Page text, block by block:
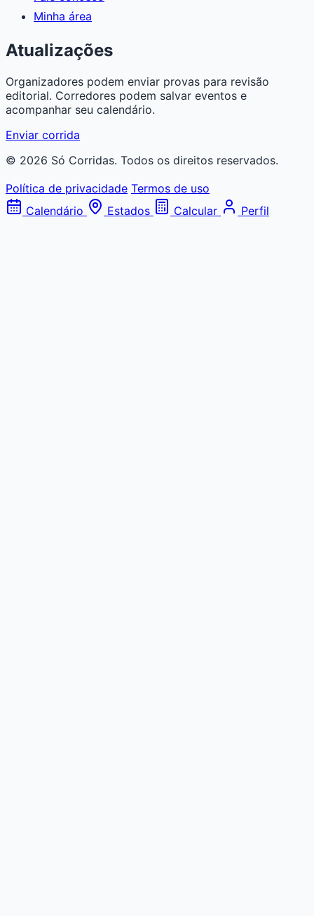
Minha área
Atualizações
Organizadores podem enviar provas para revisão
editorial. Corredores podem salvar eventos e
acompanhar seu calendário.
Enviar corrida
© 2026 Só Corridas. Todos os direitos reservados.
Política de privacidade Termos de uso
Calendário
Estados Calcular Perfil